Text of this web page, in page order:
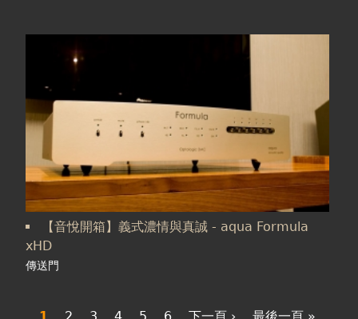
【音悅開箱】義式濃情與真誠 - aqua Formula
xHD
傳送門